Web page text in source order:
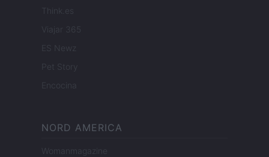
Think.es
Viajar 365
ES Newz
Pet Story
Encocina
NORD AMERICA
Womanmagazine